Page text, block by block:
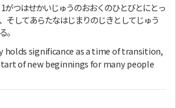
がつはせかいじゅうのおおくのひとびとにとっ
そしてあらたなはじまりのじきとしてじゅう
。
holds significance as a time of transition,
of new beginnings for many people